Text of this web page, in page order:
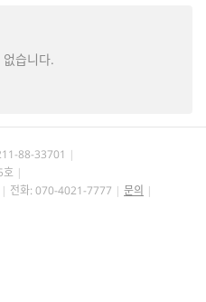
습니다.
88-33701
호
전화: 070-4021-7777
문의